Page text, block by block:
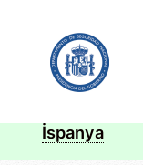
İspanya